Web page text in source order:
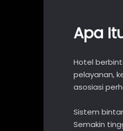
Apa
Hotel
pelayanan,
asosiasi
Sistem
Semakin